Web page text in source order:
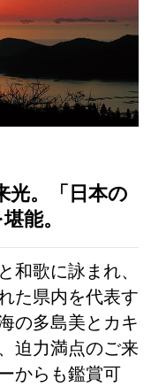
光。「日本の
能。
和歌に詠まれ、
た県内を代表す
の多島美とカキ
迫力満点のご来
からも鑑賞可